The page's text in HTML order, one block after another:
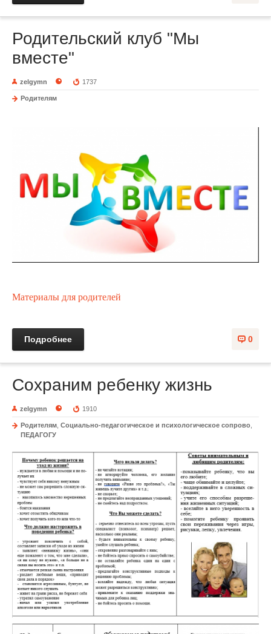
Родительский клуб "Мы
вместе"
zelgymn 1737
Родителям
Материалы для родителей
0
Подробнее
Сохраним ребенку жизнь
zelgymn 1910
Родителям Социально-педагогическое и психологическое сопрово
ПЕДАГОГУ